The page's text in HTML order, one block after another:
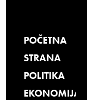
POČETNA
STRANA
POLITIKA
EKONOMIJA